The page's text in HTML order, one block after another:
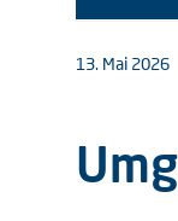
13. Mai 2026